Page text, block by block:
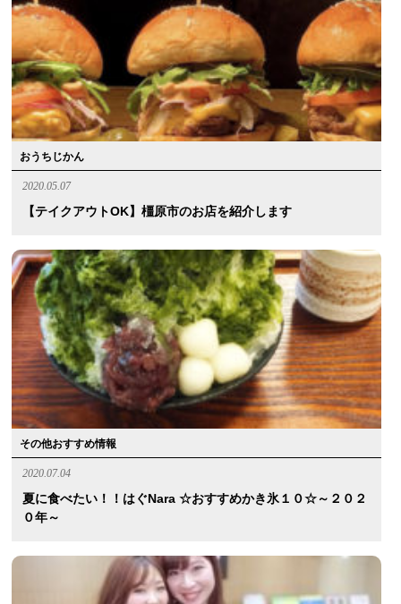
おうちじかん
2020.05.07
【テイクアウトOK】橿原市のお店を紹介します
その他おすすめ情報
2020.07.04
夏に食べたい！！はぐnara ☆おすすめかき氷１０☆～２０２
０年～